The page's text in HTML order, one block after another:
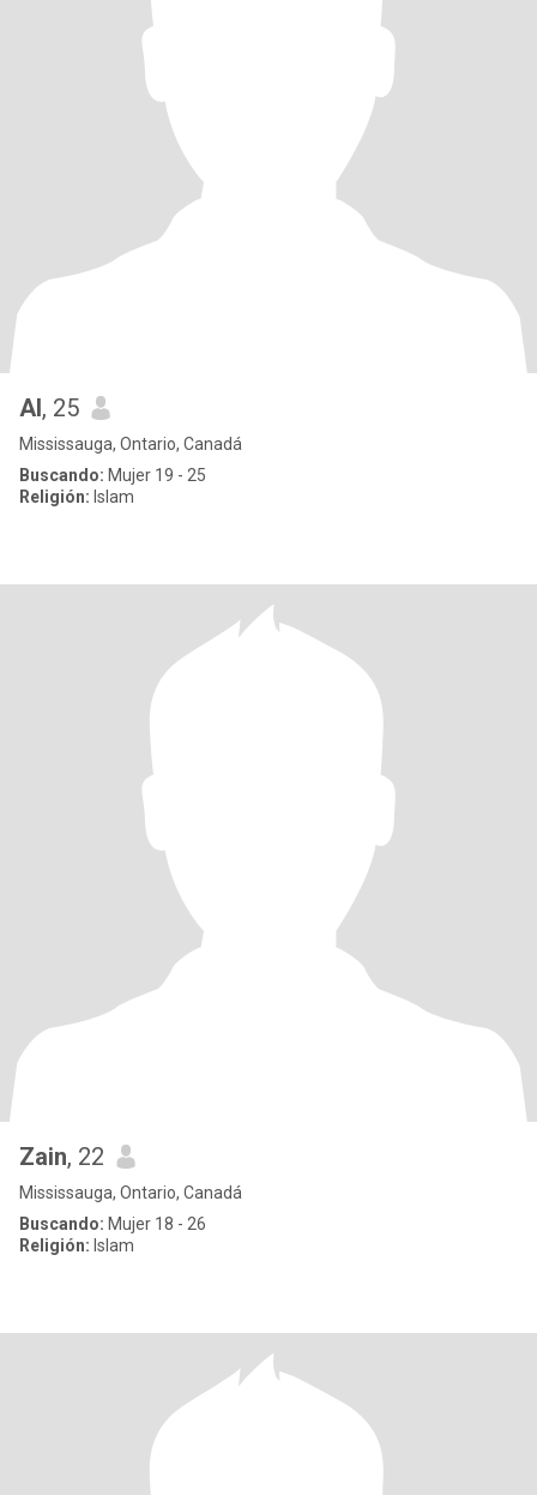
Al, 25
Mississauga, Ontario, Canadá
Buscando: Mujer 19 - 25
Religión: Islam
Zain, 22
Mississauga, Ontario, Canadá
Buscando: Mujer 18 - 26
Religión: Islam